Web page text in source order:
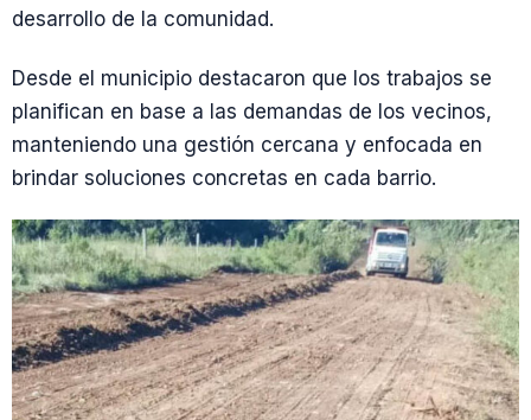
desarrollo de la comunidad.
Desde el municipio destacaron que los trabajos se
planifican en base a las demandas de los vecinos,
manteniendo una gestión cercana y enfocada en
brindar soluciones concretas en cada barrio.